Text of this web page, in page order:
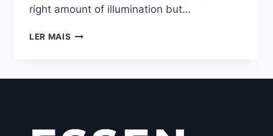
right amount of illumination but…
LER MAIS